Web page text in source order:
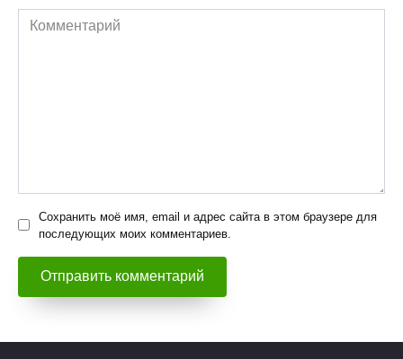
Комментарий
Сохранить моё имя, email и адрес сайта в этом браузере для
последующих моих комментариев.